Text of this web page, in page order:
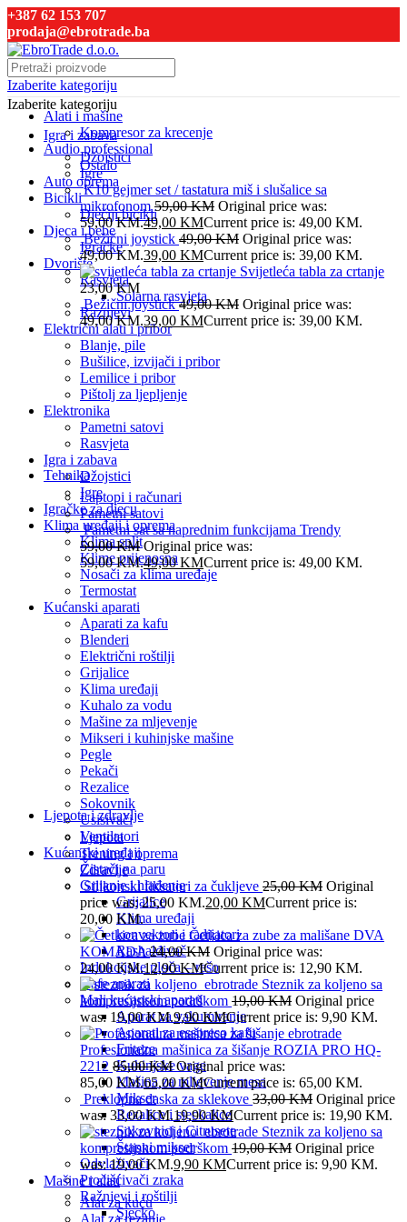
+387 62 153 707
prodaja@ebrotrade.ba
Izaberite kategoriju
Alati i mašine
Kompresor za krecenje
Audio professional
Ostalo
Auto oprema
Bicikli
Dječiji bicikli
Djeca i bebe
Igračke
Dvorište
Rasvjeta
Solarna rasvjeta
Raznjevi
Električni alati i pribor
Blanje, pile
Bušilice, izvijači i pribor
Lemilice i pribor
Pištolj za ljepljenje
Elektronika
Pametni satovi
Rasvjeta
Igra i zabava
Džojstici
Igre
Igračke za djecu
Klima uređaji i oprema
Klima split
Klime prijenosna
Nosači za klima uređaje
Termostat
Kućanski aparati
Aparati za kafu
Blenderi
Električni roštilji
Grijalice
Klima uređaji
Kuhalo za vodu
Mašine za mljevenje
Mikseri i kuhinjske mašine
Pegle
Pekači
Rezalice
Sokovnik
Usisivači
Ventilatori
Kućanski uređaji
Čistači na paru
Grijanje i hlađenje
Grijalice
Klima uređaji
konvektori i radijatori
Rashalđivač
Indukcijske ploča – rešo
Kafe aparati
Mali kućanski aparati
Aparat za vakumiranje
Aparati za esspreso kafu
Friteze
Kuhinjske vage
Mašina za mljevenje mesa
Mikser
Rezalice i sjeckalice
Sokovnici i Citrusete
Štapni mikser
Odvlaživači
Pročišćivači zraka
Ražnjevi i roštilji
Sjecko
Izaberite kategoriju
Igra i zabava
Džojstici
Igre
K10 gejmer set / tastatura miš i slušalice sa
mikrofonom59,00KM Original price was:
59,00 KM.49,00 KMCurrent price is: 49,00 KM.
Bežični joystick 49,00KM Original price was:
49,00 KM.39,00 KMCurrent price is: 39,00 KM.
Svijetleća tabla za crtanje
23,00KM
Bežični joystick49,00KM Original price was:
49,00 KM.39,00 KMCurrent price is: 39,00 KM.
Tehnika
Laptopi i računari
Pametni satovi
Pametni sat sa naprednim funkcijama Trendy
59,00KM Original price was:
59,00 KM.49,00KMCurrent price is: 49,00 KM.
Ljepota i zdravlje
Ljepota
Trening i oprema
Zdravlje
Silikonski fiksatori za čukljeve 25,00KM Original
price was: 25,00 KM.20,00 KMCurrent price is:
20,00 KM.
Četkica za zube za mališane DVA
KOMADA24,00KM Original price was:
24,00 KM.12,90KMCurrent price is: 12,90 KM.
Steznik za koljeno sa
kompresijskom podrškom 19,00KM Original price
was: 19,00 KM.9,90KMCurrent price is: 9,90 KM.
Profesionalna mašinica za šišanje ROZIA PRO HQ-
2212 85,00KM Original price was:
85,00 KM.65,00KMCurrent price is: 65,00 KM.
Preklopna daska za sklekove 33,00KM Original price
was: 33,00 KM.19,90KMCurrent price is: 19,90 KM.
Steznik za koljeno sa
kompresijskom podrškom 19,00KM Original price
was: 19,00 KM.9,90 KMCurrent price is: 9,90 KM.
Mašine i alati
Alat za kuću
Alat za rezanje